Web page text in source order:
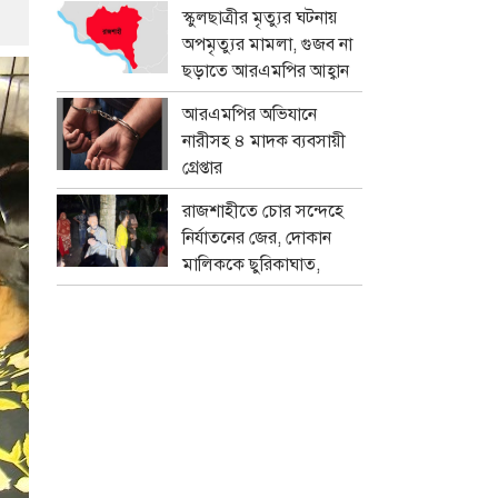
স্কুলছাত্রীর মৃত্যুর ঘটনায়
অপমৃত্যুর মামলা, গুজব না
ছড়াতে আরএমপির আহ্বান
আরএমপির অভিযানে
নারীসহ ৪ মাদক ব্যবসায়ী
গ্রেপ্তার
রাজশাহীতে চোর সন্দেহে
নির্যাতনের জের, দোকান
মালিককে ছুরিকাঘাত,
মামলা